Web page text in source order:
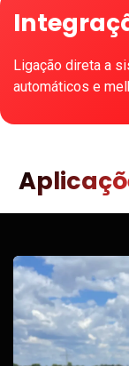
Ligação direta a
automáticos e